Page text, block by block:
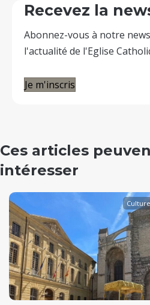
Recevez la
Abonnez-vous à notre
l'actualité de l'Eglise
Je m'inscris
Ces articles
intéresser
Culture